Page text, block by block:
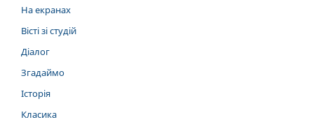
На екранах
Вісті зі студій
Діалог
Згадаймо
Історія
Класика